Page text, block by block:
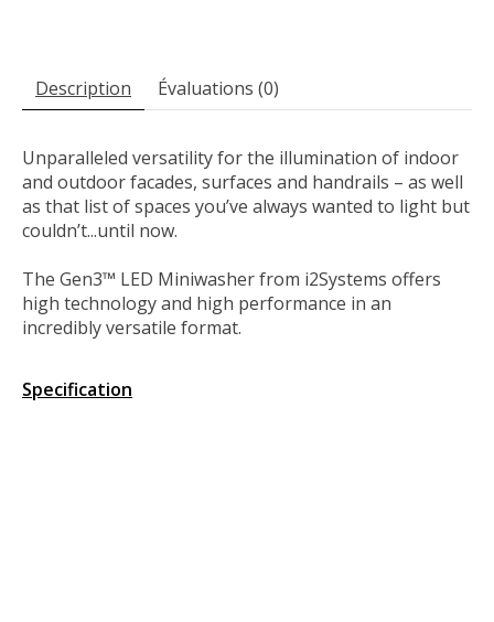
Description Évaluations (0)
Unparalleled versatility for the illumination of indoor
and outdoor facades, surfaces and handrails – as well
as that list of spaces you’ve always wanted to light but
couldn’t...until now.
The Gen3™ LED Miniwasher from i2Systems offers
high technology and high performance in an
incredibly versatile format.
Specification